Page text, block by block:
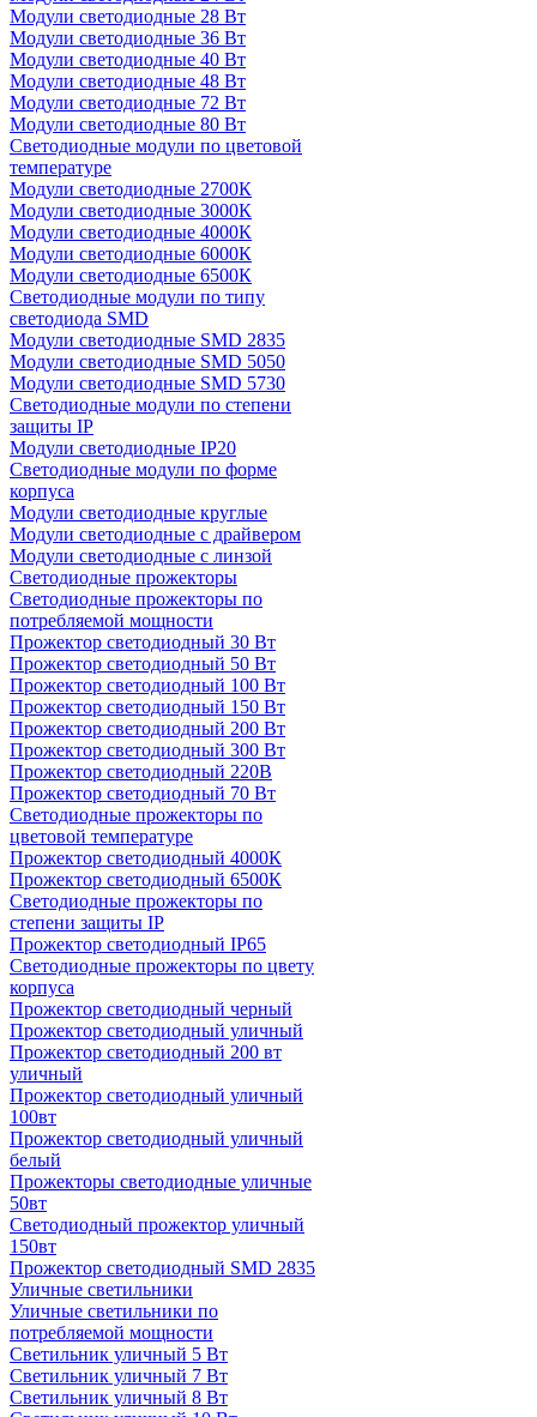
Модули светодиодные 28 Вт
Модули светодиодные 36 Вт
Модули светодиодные 40 Вт
Модули светодиодные 48 Вт
Модули светодиодные 72 Вт
Модули светодиодные 80 Вт
Светодиодные модули по цветовой
температуре
Модули светодиодные 2700К
Модули светодиодные 3000К
Модули светодиодные 4000К
Модули светодиодные 6000К
Модули светодиодные 6500К
Светодиодные модули по типу
светодиода SMD
Модули светодиодные SMD 2835
Модули светодиодные SMD 5050
Модули светодиодные SMD 5730
Светодиодные модули по степени
защиты IP
Модули светодиодные IP20
Светодиодные модули по форме
корпуса
Модули светодиодные круглые
Модули светодиодные с драйвером
Модули светодиодные с линзой
Светодиодные прожекторы
Светодиодные прожекторы по
потребляемой мощности
Прожектор светодиодный 30 Вт
Прожектор светодиодный 50 Вт
Прожектор светодиодный 100 Вт
Прожектор светодиодный 150 Вт
Прожектор светодиодный 200 Вт
Прожектор светодиодный 300 Вт
Прожектор светодиодный 220В
Прожектор светодиодный 70 Вт
Светодиодные прожекторы по
цветовой температуре
Прожектор светодиодный 4000К
Прожектор светодиодный 6500К
Светодиодные прожекторы по
степени защиты IP
Прожектор светодиодный IP65
Светодиодные прожекторы по цвету
корпуса
Прожектор светодиодный черный
Прожектор светодиодный уличный
Прожектор светодиодный 200 вт
уличный
Прожектор светодиодный уличный
100вт
Прожектор светодиодный уличный
белый
Прожекторы светодиодные уличные
50вт
Светодиодный прожектор уличный
150вт
Прожектор светодиодный SMD 2835
Уличные светильники
Уличные светильники по
потребляемой мощности
Светильник уличный 5 Вт
Светильник уличный 7 Вт
Светильник уличный 8 Вт